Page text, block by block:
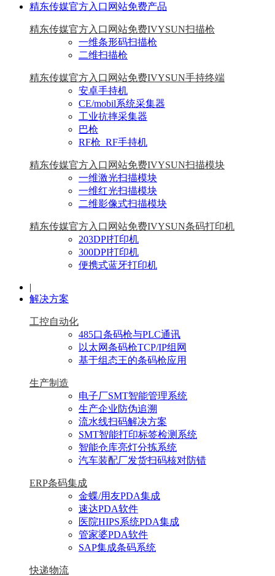
精东传媒官方入口网站免费产品
精东传媒官方入口网站免费IVYSUN扫描枪
一维条形码扫描枪
二维扫描枪
精东传媒官方入口网站免费IVYSUN手持终端
安卓手持机
CE/mobil系统采集器
工业抗摔采集器
巴枪
RF枪_RF手持机
精东传媒官方入口网站免费IVYSUN扫描模块
一维激光扫描模块
一维红光扫描模块
二维影像式扫描模块
精东传媒官方入口网站免费IVYSUN条码打印机
203DPI打印机
300DPI打印机
便携式蓝牙打印机
|
解决方案
工控自动化
485口条码枪与PLC通讯
以太网条码枪TCP/IP组网
基于组态王的条码枪应用
生产制造
电子厂SMT智能管理系统
生产企业防伪追溯
流水线扫码解决方案
SMT智能打印标签检测系统
智能仓库亮灯分拣系统
汽车装配厂发货扫码核对防错
ERP条码集成
金蝶/用友PDA集成
速达PDA软件
医院HIPS系统PDA集成
管家婆PDA软件
SAP集成条码系统
快递物流